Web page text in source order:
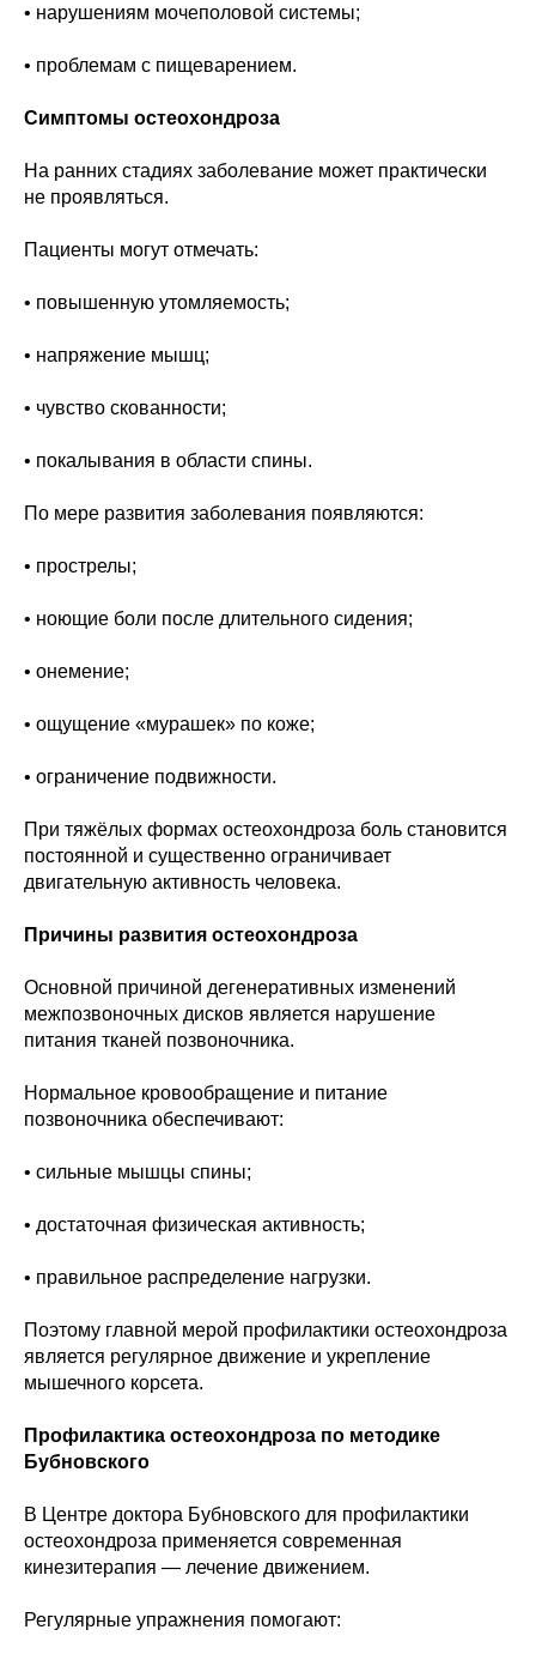
• нарушениям мочеполовой системы;
• проблемам с пищеварением.
Симптомы остеохондроза
На ранних стадиях заболевание может практически
не проявляться.
Пациенты могут отмечать:
• повышенную утомляемость;
• напряжение мышц;
• чувство скованности;
• покалывания в области спины.
По мере развития заболевания появляются:
• прострелы;
• ноющие боли после длительного сидения;
• онемение;
• ощущение «мурашек» по коже;
• ограничение подвижности.
При тяжёлых формах остеохондроза боль становится
постоянной и существенно ограничивает
двигательную активность человека.
Причины развития остеохондроза
Основной причиной дегенеративных изменений
межпозвоночных дисков является нарушение
питания тканей позвоночника.
Нормальное кровообращение и питание
позвоночника обеспечивают:
• сильные мышцы спины;
• достаточная физическая активность;
• правильное распределение нагрузки.
Поэтому главной мерой профилактики остеохондроза
является регулярное движение и укрепление
мышечного корсета.
Профилактика остеохондроза по методике
Бубновского
В Центре доктора Бубновского для профилактики
остеохондроза применяется современная
кинезитерапия — лечение движением.
Регулярные упражнения помогают: